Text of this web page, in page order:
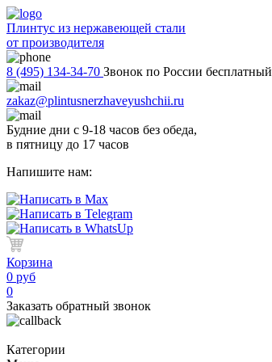
Плинтус из нержавеющей стали
от производителя
8 (495) 134-34-70 Звонок по России бесплатный
zakaz@plintusnerzhaveyushchii.ru
Будние дни с 9-18 часов без обеда,
в пятницу до 17 часов
Напишите нам:
Корзина
0 руб
0
Заказать обратный звонок
Категории